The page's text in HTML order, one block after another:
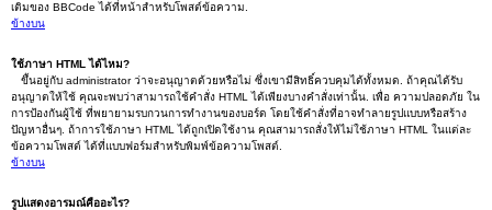
เติมของ BBCode ได้ที่หน้าสำหรับโพสต์ข้อความ.
ข้างบน
ใช้ภาษา HTML ได้ไหม?
ขึ้นอยู่กับ administrator ว่าจะอนุญาตด้วยหรือไม่ ซึ่งเขามีสิทธิ์ควบคุมได้ทั้งหมด. ถ้าคุณได้รับ
อนุญาตให้ใช้ คุณจะพบว่าสามารถใช้คำสั่ง HTML ได้เพียงบางคำสั่งเท่านั้น. เพื่อ ความปลอดภัย ใน
การป้องกันผู้ใช้ ที่พยายามรบกวนการทำงานของบอร์ด โดยใช้คำสั่งที่อาจทำลายรูปแบบหรือสร้าง
ปัญหาอื่นๆ. ถ้าการใช้ภาษา HTML ได้ถูกเปิดใช้งาน คุณสามารถสั่งให้ไม่ใช้ภาษา HTML ในแต่ละ
ข้อความโพสต์ ได้ที่แบบฟอร์มสำหรับพิมพ์ข้อความโพสต์.
ข้างบน
รูปแสดงอารมณ์คืออะไร?